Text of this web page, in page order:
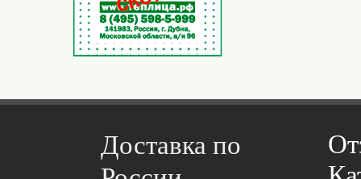
Доставка по